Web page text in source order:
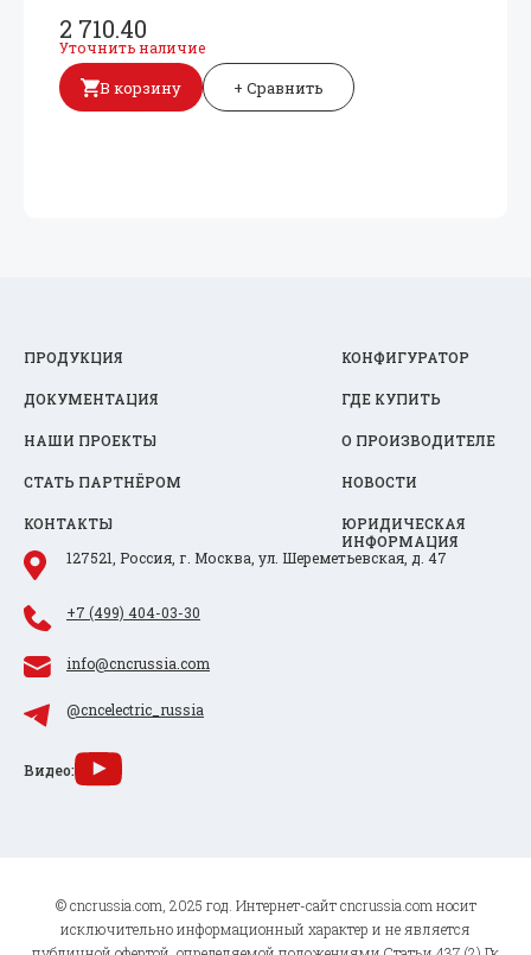
2 710.40
Уточнить наличие
В корзину + Сравнить
ПРОДУКЦИЯ КОНФИГУРАТОР
ДОКУМЕНТАЦИЯ ГДЕ КУПИТЬ
НАШИ ПРОЕКТЫ О ПРОИЗВОДИТЕЛЕ
СТАТЬ ПАРТНЁРОМ НОВОСТИ
КОНТАКТЫ
ЮРИДИЧЕСКАЯ
ИНФОРМАЦИЯ
127521, Россия, г. Москва, ул. Шереметьевская, д. 47
+7 (499) 404-03-30
info@cncrussia.com
@cncelectric_russia
Видео:
© cncrussia.com, 2025 год. Интернет-сайт cncrussia.com носит
исключительно информационный характер и не является